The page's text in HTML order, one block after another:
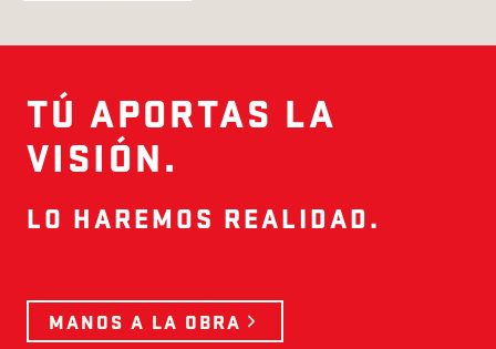
TÚ APORTAS LA
VISIÓN.
LO HAREMOS REALIDAD.
MANOS A LA OBRA